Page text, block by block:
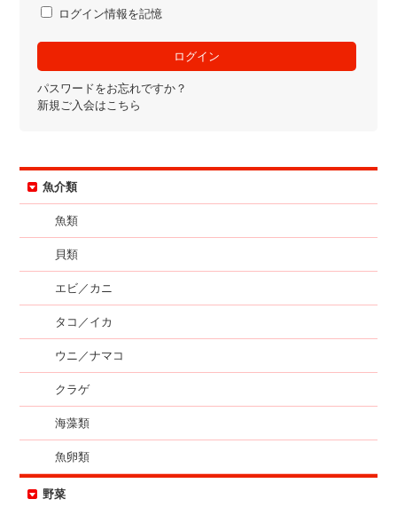
ログイン情報を記憶
パスワードをお忘れですか？
新規ご入会はこちら
魚介類
魚類
貝類
エビ／カニ
タコ／イカ
ウニ／ナマコ
クラゲ
海藻類
魚卵類
野菜